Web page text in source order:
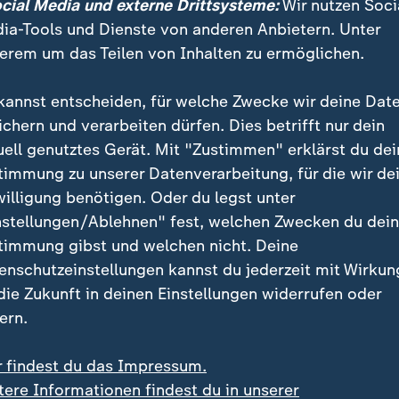
Personalmangel - Wo die Wirtschaft von der neuen
MFT: Produktionsrückgang um
das die Krise der Autobranche am eigenen
Fahrzeugtechnikzulieferer MFT aus Cunewalde bei
hat dazu geführt, dass wir in der Produktion
nach unten gegangen sind", resümiert
Media und externe Drittsysteme:Wir nutzen
Tools und Dienste von anderen Anbietern. Unter
um das Teilen von Inhalten zu ermöglichen.
entscheiden, für welche Zwecke wir deine
und verarbeiten dürfen. Dies betrifft nur dein
genutztes Gerät. Mit "Zustimmen" erklärst du
zu unserer Datenverarbeitung, für die wir
benötigen. Oder du legst unter
Ablehnen" fest, welchen Zwecken du
gibst und welchen nicht. Deine
kannst du jederzeit mit
Zukunft in deinen Einstellungen widerrufen oder
findest du das Impressum.
Informationen findest du in unserer